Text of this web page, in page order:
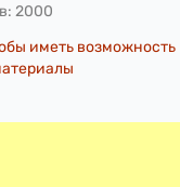
2000
иметь возможность